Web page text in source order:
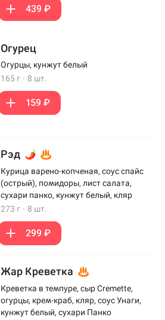
439 ₽
Огурец
Огурцы, кунжут белый
165 г · 8 шт.
159 ₽
Рэд
Курица варено-копченая, соус спайс
(острый), помидоры, лист салата,
сухари панко, кунжут белый, кляр
273 г · 8 шт.
299 ₽
Жар Креветка
Креветка в темпуре, сыр Cremette,
огурцы, крем-краб, кляр, соус Унаги,
кунжут белый, сухари Панко